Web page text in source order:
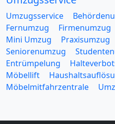
Umzugsservice
Fernumzug
Firmenumzug
Mini Umzug
Praxisumzug
Seniorenumzug
Entrümpelung
Möbellift
Möbelmitfahrzentrale